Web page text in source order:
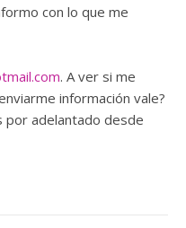
con lo que me
. A ver si me
información vale?
por adelantado desde